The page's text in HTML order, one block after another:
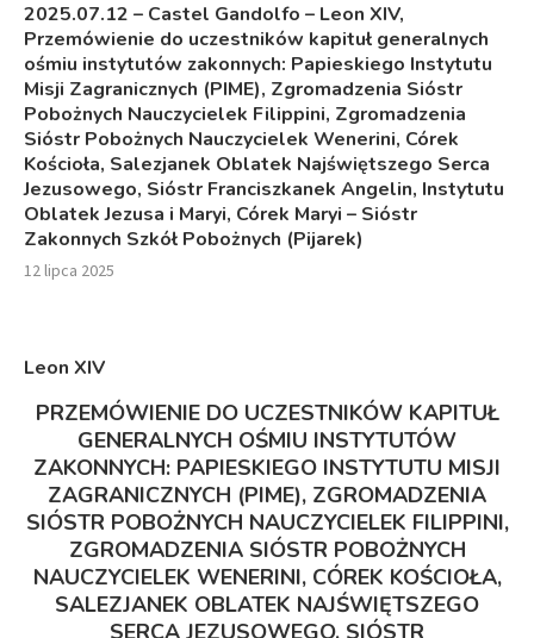
2025.07.12 – Castel Gandolfo – Leon XIV,
Przemówienie do uczestników kapituł generalnych
ośmiu instytutów zakonnych: Papieskiego Instytutu
Misji Zagranicznych (PIME), Zgromadzenia Sióstr
Pobożnych Nauczycielek Filippini, Zgromadzenia
Sióstr Pobożnych Nauczycielek Wenerini, Córek
Kościoła, Salezjanek Oblatek Najświętszego Serca
Jezusowego, Sióstr Franciszkanek Angelin, Instytutu
Oblatek Jezusa i Maryi, Córek Maryi – Sióstr
Zakonnych Szkół Pobożnych (Pijarek)
12 lipca 2025
Leon XIV
PRZEMÓWIENIE DO UCZESTNIKÓW KAPITUŁ
GENERALNYCH OŚMIU INSTYTUTÓW
ZAKONNYCH: PAPIESKIEGO INSTYTUTU MISJI
ZAGRANICZNYCH (PIME), ZGROMADZENIA
SIÓSTR POBOŻNYCH NAUCZYCIELEK FILIPPINI,
ZGROMADZENIA SIÓSTR POBOŻNYCH
NAUCZYCIELEK WENERINI, CÓREK KOŚCIOŁA,
SALEZJANEK OBLATEK NAJŚWIĘTSZEGO
SERCA JEZUSOWEGO, SIÓSTR